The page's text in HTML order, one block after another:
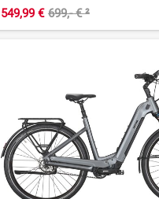
549,99 € 699,- €²